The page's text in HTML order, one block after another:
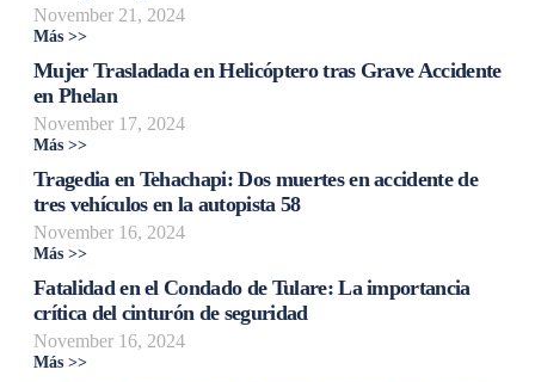
November 21, 2024
Más >>
Mujer Trasladada en Helicóptero tras Grave Accidente
en Phelan
November 17, 2024
Más >>
Tragedia en Tehachapi: Dos muertes en accidente de
tres vehículos en la autopista 58
November 16, 2024
Más >>
Fatalidad en el Condado de Tulare: La importancia
crítica del cinturón de seguridad
November 16, 2024
Más >>